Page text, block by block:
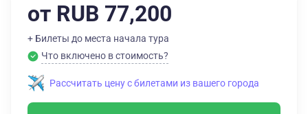
от RUB 77,200
+ Билеты до места начала тура
Что включено в стоимость?
Рассчитать цену с билетами из вашего города